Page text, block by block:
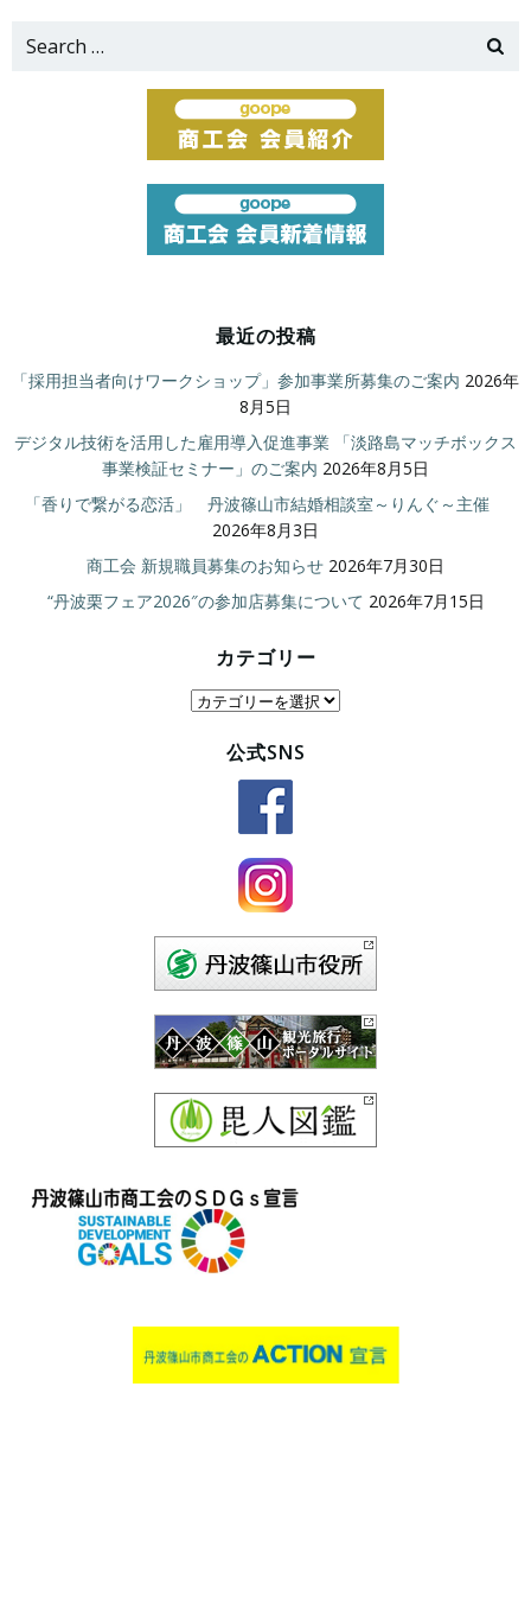
Search
最近の投稿
「採用担当者向けワークショップ」参加事業所募集のご案内 2026年
8月5日
デジタル技術を活用した雇用導入促進事業 「淡路島マッチボックス
事業検証セミナー」のご案内 2026年8月5日
「香りで繋がる恋活」 丹波篠山市結婚相談室～りんぐ～主催
2026年8月3日
商工会 新規職員募集のお知らせ 2026年7月30日
“丹波栗フェア2026″の参加店募集について 2026年7月15日
カテゴリー
カ
公式SNS